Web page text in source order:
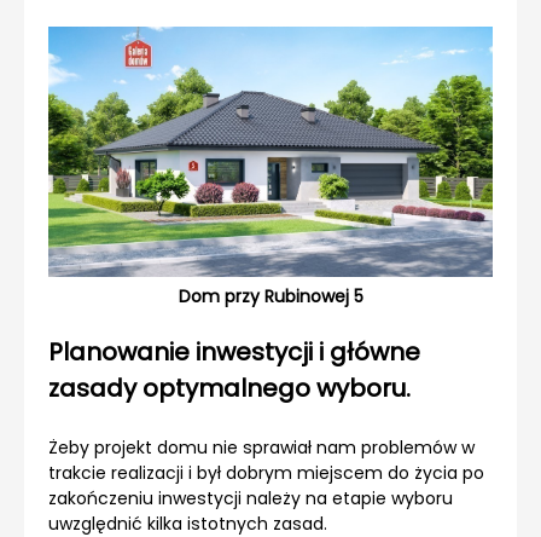
Dom przy Rubinowej 5
Planowanie inwestycji i główne
zasady optymalnego wyboru.
Żeby projekt domu nie sprawiał nam problemów w
trakcie realizacji i był dobrym miejscem do życia po
zakończeniu inwestycji należy na etapie wyboru
uwzględnić kilka istotnych zasad.